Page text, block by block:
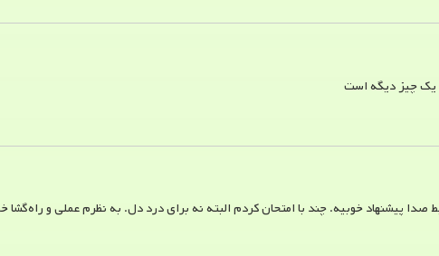
یک چیز دیگه است
پیشنهاد خوبیه. چند با امتحان کردم البته نه برای درد دل. به نظرم عملی و